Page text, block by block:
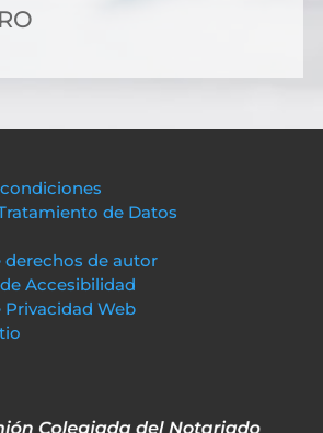
de Datos
derechos de autor
Accesibilidad
Privacidad Web